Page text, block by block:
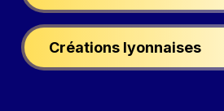
Créations lyonnaises